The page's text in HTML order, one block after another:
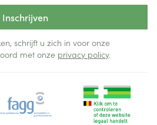
Inschrijven
schrijft u zich in voor onze
met onze privacy policy.